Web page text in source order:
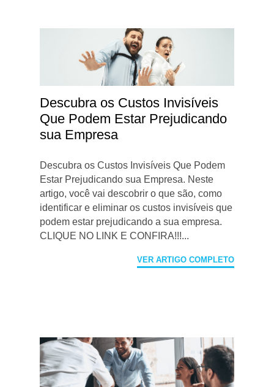
Descubra os Custos Invisíveis
Que Podem Estar Prejudicando
sua Empresa
Descubra os Custos Invisíveis Que Podem
Estar Prejudicando sua Empresa. Neste
artigo, você vai descobrir o que são, como
identificar e eliminar os custos invisíveis que
podem estar prejudicando a sua empresa.
CLIQUE NO LINK E CONFIRA!!!...
VER ARTIGO COMPLETO